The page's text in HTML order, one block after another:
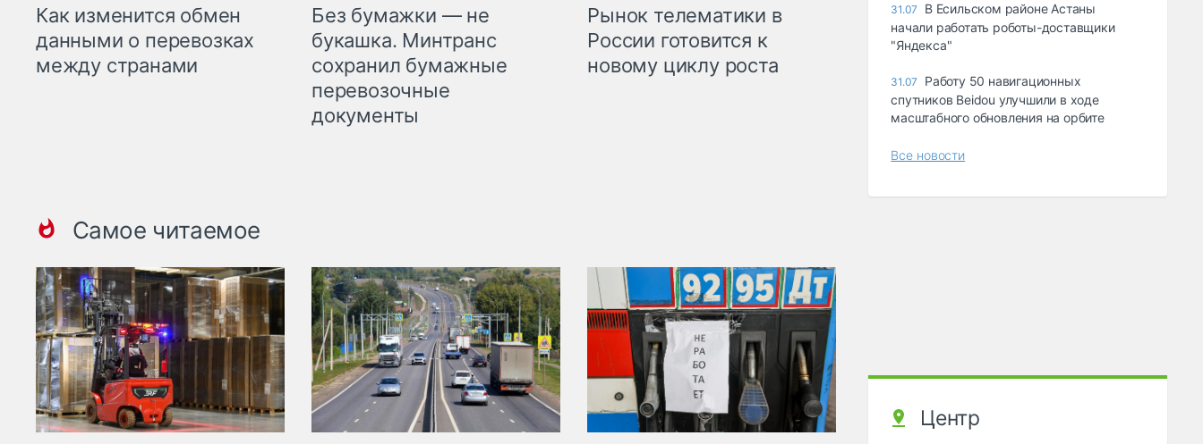
Как изменится обмен
данными о перевозках
между странами
Без бумажки — не
букашка. Минтранс
сохранил бумажные
перевозочные
документы
Рынок телематики в
России готовится к
новому циклу роста
Самое читаемое
31.07
В Есильском районе Астаны
начали работать роботы-доставщики
"Яндекса"
31.07
Работу 50 навигационных
спутников Beidou улучшили в ходе
масштабного обновления на орбите
Все новости
Центр